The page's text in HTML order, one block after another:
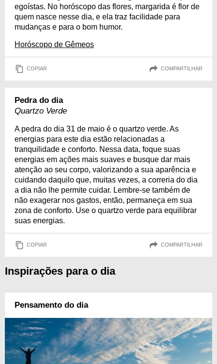
egoístas. No horóscopo das flores, margarida é flor de
quem nasce nesse dia, e ela traz facilidade para
mudanças e para o bom humor.
Horóscopo de Gêmeos
COPIAR COMPARTILHAR
Pedra do dia
Quartzo Verde
A pedra do dia 31 de maio é o quartzo verde. As
energias para este dia estão relacionadas a
tranquilidade e conforto. Nessa data, foque suas
energias em ações mais suaves e busque dar mais
atenção ao seu corpo, valorizando a sua aparência e
cuidando daquilo que, muitas vezes, a correria do dia
a dia não lhe permite cuidar. Lembre-se também de
não exagerar nos gastos, então, permaneça em sua
zona de conforto. Use o quartzo verde para equilibrar
suas energias.
COPIAR COMPARTILHAR
Inspirações para o dia
Pensamento do dia